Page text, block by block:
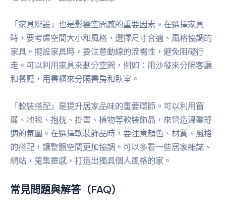
「家具擺設」也是影響空間感的重要因素。在選擇家具
時，要考慮空間大小和風格，選擇尺寸合適、風格協調的
家具。擺設家具時，要注意動線的流暢性，避免阻礙行
走。可以利用家具來劃分空間，例如：用沙發來分隔客廳
和餐廳，用書櫃來分隔書房和臥室。
「軟裝搭配」是提升居家品味的重要環節。可以利用窗
簾、地毯、抱枕、掛畫、植物等軟裝飾品，來營造溫馨舒
適的氛圍。在選擇軟裝飾品時，要注意顏色、材質、風格
的搭配，讓整體空間更加協調。可以多看一些居家雜誌、
網站，蒐集靈感，打造出獨具個人風格的家。
常見問題與解答（FAQ）